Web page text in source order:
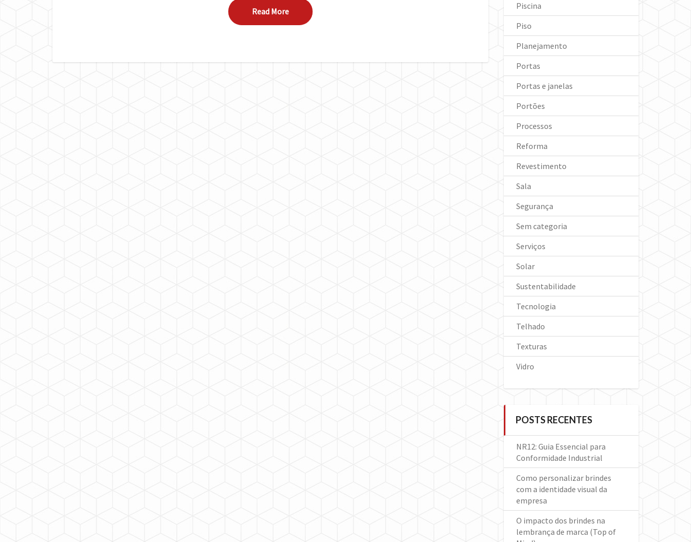
Read MoreRead More
Piscina
Piso
Planejamento
Portas
Portas e janelas
Portões
Processos
Reforma
Revestimento
Sala
Segurança
Sem categoria
Serviços
Solar
Sustentabilidade
Tecnologia
Telhado
Texturas
Vidro
POSTS RECENTES
NR12: Guia Essencial para
Conformidade Industrial
Como personalizar brindes
com a identidade visual da
empresa
O impacto dos brindes na
lembrança de marca (Top of